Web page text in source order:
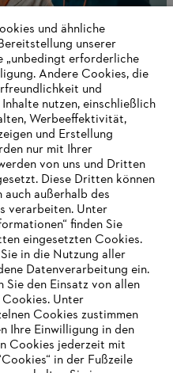
und ähnliche
unserer
„unbedingt erforderliche
Andere Cookies, die
und
nutzen, einschließlich
Werbeeffektivität,
und Erstellung
nur mit Ihrer
von uns und Dritten
Diese Dritten können
außerhalb des
verarbeiten. Unter
finden Sie
eingesetzten Cookies.
in die Nutzung aller
Datenverarbeitung ein.
Sie den Einsatz von allen
Unter
Cookies zustimmen
Ihre Einwilligung in den
Cookies jederzeit mit
in der Fußzeile